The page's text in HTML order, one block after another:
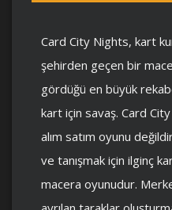
Card City Nights, kart
şehirden geçen bir
gördüğü en büyük
kart için savaş. Card
alım satım oyunu
ve tanışmak için ilginç
macera oyunudur.